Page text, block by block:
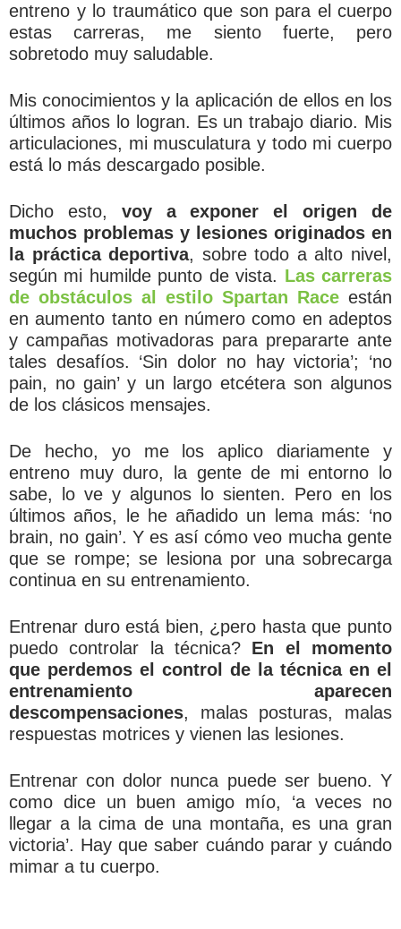
entreno y lo traumático que son para el cuerpo
estas carreras, me siento fuerte, pero
sobretodo muy saludable.
Mis conocimientos y la aplicación de ellos en los
últimos años lo logran. Es un trabajo diario. Mis
articulaciones, mi musculatura y todo mi cuerpo
está lo más descargado posible.
Dicho esto, voy a exponer el origen de
muchos problemas y lesiones originados en
la práctica deportiva, sobre todo a alto nivel,
según mi humilde punto de vista. Las carreras
de obstáculos al estilo Spartan Race están
en aumento tanto en número como en adeptos
y campañas motivadoras para prepararte ante
tales desafíos. ‘Sin dolor no hay victoria’; ‘no
pain, no gain’ y un largo etcétera son algunos
de los clásicos mensajes.
De hecho, yo me los aplico diariamente y
entreno muy duro, la gente de mi entorno lo
sabe, lo ve y algunos lo sienten. Pero en los
últimos años, le he añadido un lema más: ‘no
brain, no gain’. Y es así cómo veo mucha gente
que se rompe; se lesiona por una sobrecarga
continua en su entrenamiento.
Entrenar duro está bien, ¿pero hasta que punto
puedo controlar la técnica? En el momento
que perdemos el control de la técnica en el
entrenamiento aparecen
descompensaciones, malas posturas, malas
respuestas motrices y vienen las lesiones.
Entrenar con dolor nunca puede ser bueno. Y
como dice un buen amigo mío, ‘a veces no
llegar a la cima de una montaña, es una gran
victoria’. Hay que saber cuándo parar y cuándo
mimar a tu cuerpo.